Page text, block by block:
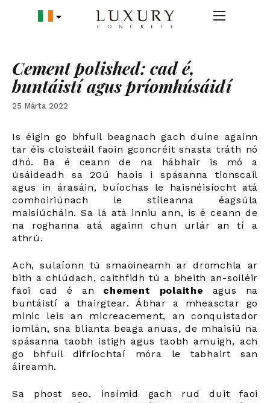
Cement polished: cad é,
buntáistí agus príomhúsáidí
25 Márta 2022
Is éigin go bhfuil beagnach gach duine againn
tar éis cloisteáil faoin gconcréit snasta tráth nó
dhó. Ba é ceann de na hábhair is mó a
úsáideadh sa 20ú haois i spásanna tionscail
agus in árasáin, buíochas le haisnéisíocht atá
comhoiriúnach le stíleanna éagsúla
maisiúcháin. Sa lá atá inniu ann, is é ceann de
na roghanna atá againn chun urlár an tí a
athrú.
Ach, sulaíonn tú smaoineamh ar dromchla ar
bith a chlúdach, caithfidh tú a bheith an-soiléir
faoi cad é an chement polaithe agus na
buntáistí a thairgtear. Ábhar a mheasctar go
minic leis an micreacement, an conquistador
iomlán, sna blianta beaga anuas, de mhaisiú na
spásanna taobh istigh agus taobh amuigh, ach
go bhfuil difríochtaí móra le tabhairt san
áireamh.
Sa phost seo, insímid gach rud duit faoi